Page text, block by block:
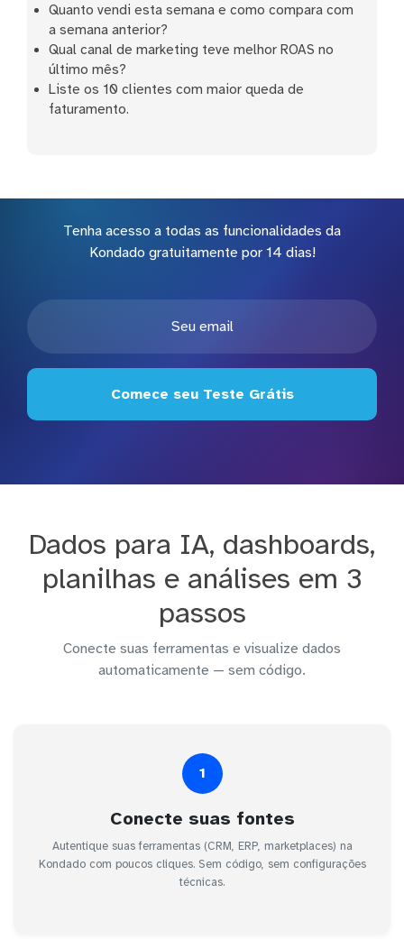
Quanto vendi esta semana e como compara com
a semana anterior?
Qual canal de marketing teve melhor ROAS no
último mês?
Liste os 10 clientes com maior queda de
faturamento.
Tenha acesso a todas as funcionalidades da
Kondado gratuitamente por 14 dias!
Comece seu Teste Grátis
Dados para IA, dashboards,
planilhas e análises em 3
passos
Conecte suas ferramentas e visualize dados
automaticamente — sem código.
1
Conecte suas fontes
Autentique suas ferramentas (CRM, ERP, marketplaces) na
Kondado com poucos cliques. Sem código, sem configurações
técnicas.